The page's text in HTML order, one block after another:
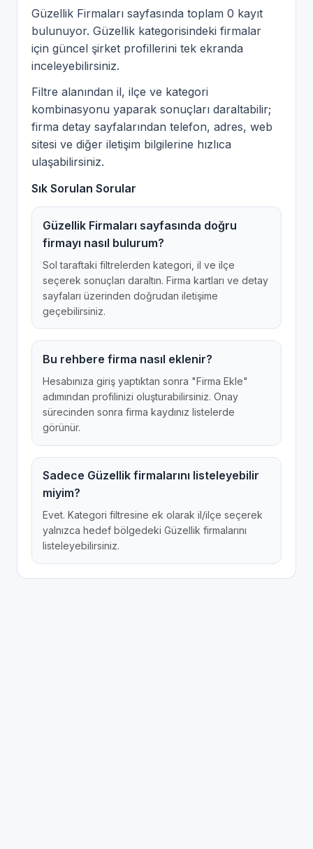
Güzellik Firmaları sayfasında toplam 0 kayıt
bulunuyor. Güzellik kategorisindeki firmalar
için güncel şirket profillerini tek ekranda
inceleyebilirsiniz.
Filtre alanından il, ilçe ve kategori
kombinasyonu yaparak sonuçları daraltabilir;
firma detay sayfalarından telefon, adres, web
sitesi ve diğer iletişim bilgilerine hızlıca
ulaşabilirsiniz.
Sık Sorulan Sorular
Güzellik Firmaları sayfasında doğru
firmayı nasıl bulurum?
Sol taraftaki filtrelerden kategori, il ve ilçe
seçerek sonuçları daraltın. Firma kartları ve detay
sayfaları üzerinden doğrudan iletişime
geçebilirsiniz.
Bu rehbere firma nasıl eklenir?
Hesabınıza giriş yaptıktan sonra "Firma Ekle"
adımından profilinizi oluşturabilirsiniz. Onay
sürecinden sonra firma kaydınız listelerde
görünür.
Sadece Güzellik firmalarını listeleyebilir
miyim?
Evet. Kategori filtresine ek olarak il/ilçe seçerek
yalnızca hedef bölgedeki Güzellik firmalarını
listeleyebilirsiniz.